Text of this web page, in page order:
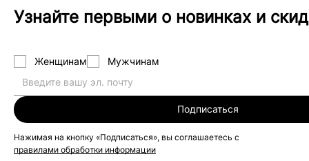
Узнайте первыми о новинках и
Женщинам Мужчинам
Подписаться
Нажимая на кнопку «Подписаться», вы соглашаетесь с
правилами обработки информации